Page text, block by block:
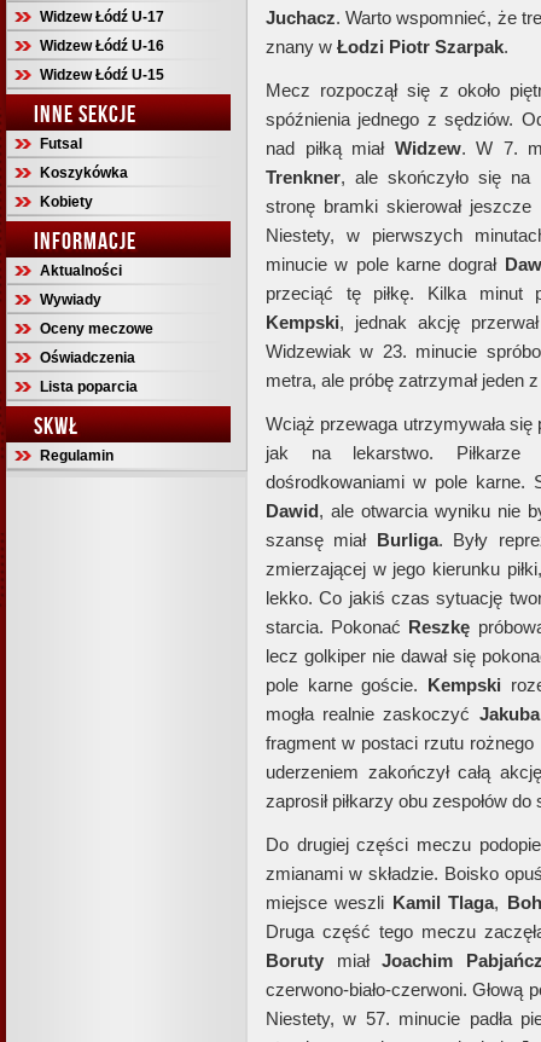
Widzew Łódź U-17
Widzew Łódź U-16
Widzew Łódź U-15
INNE SEKCJE
Futsal
Koszykówka
Kobiety
INFORMACJE
Aktualności
Wywiady
Oceny meczowe
Oświadczenia
Lista poparcia
SKWŁ
Regulamin
Juchacz. Warto wspomnieć, że
znany w Łodzi Piotr Szarpak.
Mecz rozpoczął się z około
spóźnienia jednego z sędziów.
nad piłką miał Widzew. W 7.
Trenkner, ale skończyło się na
stronę bramki skierował jeszcze
Niestety, w pierwszych
minucie w pole karne dograł
przeciąć tę piłkę. Kilka minut
Kempski, jednak akcję
Widzewiak w 23. minucie
metra, ale próbę zatrzymał jeden
Wciąż przewaga utrzymywała
jak na lekarstwo.
dośrodkowaniami w pole
Dawid, ale otwarcia wyniku nie
szansę miał Burliga. Były
zmierzającej w jego kierunku
lekko. Co jakiś czas sytuację
starcia. Pokonać Reszkę
lecz golkiper nie dawał się
pole karne goście. Kempski
mogła realnie zaskoczyć Jakuba
fragment w postaci rzutu
uderzeniem zakończył całą
zaprosił piłkarzy obu zespołów do
Do drugiej części meczu
zmianami w składzie. Boisko
miejsce weszli Kamil Tlaga,
Druga część tego meczu
Boruty miałJoachim
czerwono-biało-czerwoni. Głową
Niestety, w 57. minucie padła